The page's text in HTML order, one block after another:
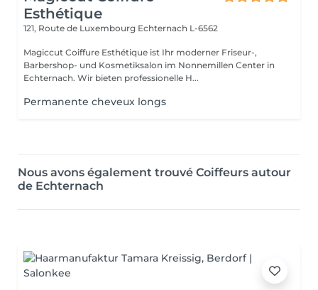
Esthétique
121, Route de Luxembourg Echternach L-6562
Magiccut Coiffure Esthétique ist Ihr moderner Friseur-,
Barbershop- und Kosmetiksalon im Nonnemillen Center in
Echternach. Wir bieten professionelle H...
Permanente cheveux longs
Nous avons également trouvé Coiffeurs autour
de Echternach